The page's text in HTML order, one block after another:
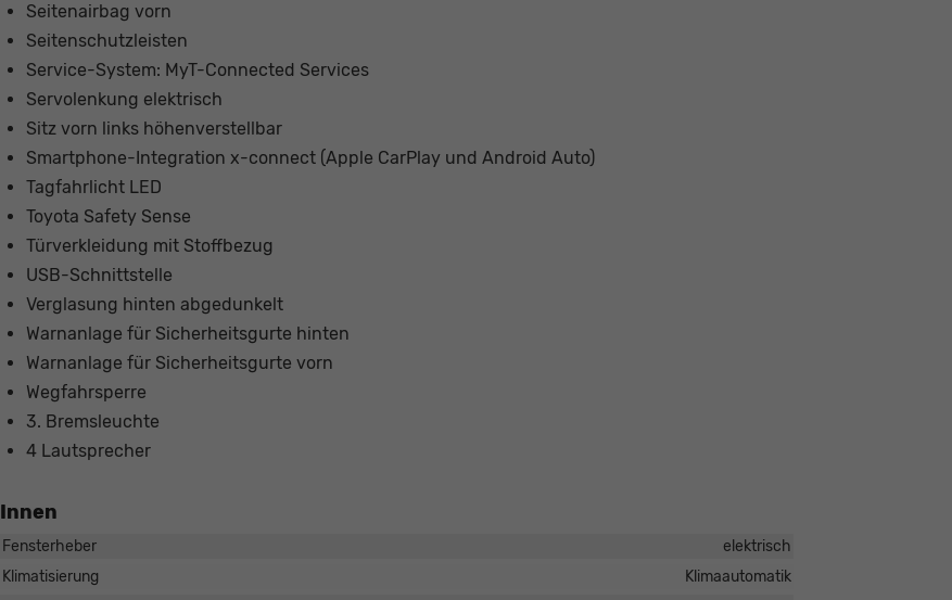
Seitenairbag vorn
Seitenschutzleisten
Service-System: MyT-Connected Services
Servolenkung elektrisch
Sitz vorn links höhenverstellbar
Smartphone-Integration x-connect (Apple CarPlay und Android Auto)
Tagfahrlicht LED
Toyota Safety Sense
Türverkleidung mit Stoffbezug
USB-Schnittstelle
Verglasung hinten abgedunkelt
Warnanlage für Sicherheitsgurte hinten
Warnanlage für Sicherheitsgurte vorn
Wegfahrsperre
3. Bremsleuchte
4 Lautsprecher
Innen
Fensterheber
elektrisch
Klimatisierung
Klimaautomatik